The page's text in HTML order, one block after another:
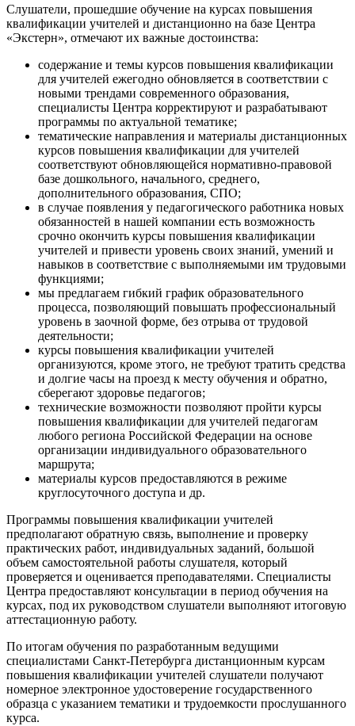
Слушатели, прошедшие обучение на курсах повышения
квалификации учителей и дистанционно на базе Центра
«Экстерн», отмечают их важные достоинства:
содержание и темы курсов повышения квалификации
для учителей ежегодно обновляется в соответствии с
новыми трендами современного образования,
специалисты Центра корректируют и разрабатывают
программы по актуальной тематике;
тематические направления и материалы дистанционных
курсов повышения квалификации для учителей
соответствуют обновляющейся нормативно-правовой
базе дошкольного, начального, среднего,
дополнительного образования, СПО;
в случае появления у педагогического работника новых
обязанностей в нашей компании есть возможность
срочно окончить курсы повышения квалификации
учителей и привести уровень своих знаний, умений и
навыков в соответствие с выполняемыми им трудовыми
функциями;
мы предлагаем гибкий график образовательного
процесса, позволяющий повышать профессиональный
уровень в заочной форме, без отрыва от трудовой
деятельности;
курсы повышения квалификации учителей
организуются, кроме этого, не требуют тратить средства
и долгие часы на проезд к месту обучения и обратно,
сберегают здоровье педагогов;
технические возможности позволяют пройти курсы
повышения квалификации для учителей педагогам
любого региона Российской Федерации на основе
организации индивидуального образовательного
маршрута;
материалы курсов предоставляются в режиме
круглосуточного доступа и др.
Программы повышения квалификации учителей
предполагают обратную связь, выполнение и проверку
практических работ, индивидуальных заданий, большой
объем самостоятельной работы слушателя, который
проверяется и оценивается преподавателями. Специалисты
Центра предоставляют консультации в период обучения на
курсах, под их руководством слушатели выполняют итоговую
аттестационную работу.
По итогам обучения по разработанным ведущими
специалистами Санкт-Петербурга дистанционным курсам
повышения квалификации учителей слушатели получают
номерное электронное удостоверение государственного
образца с указанием тематики и трудоемкости прослушанного
курса.